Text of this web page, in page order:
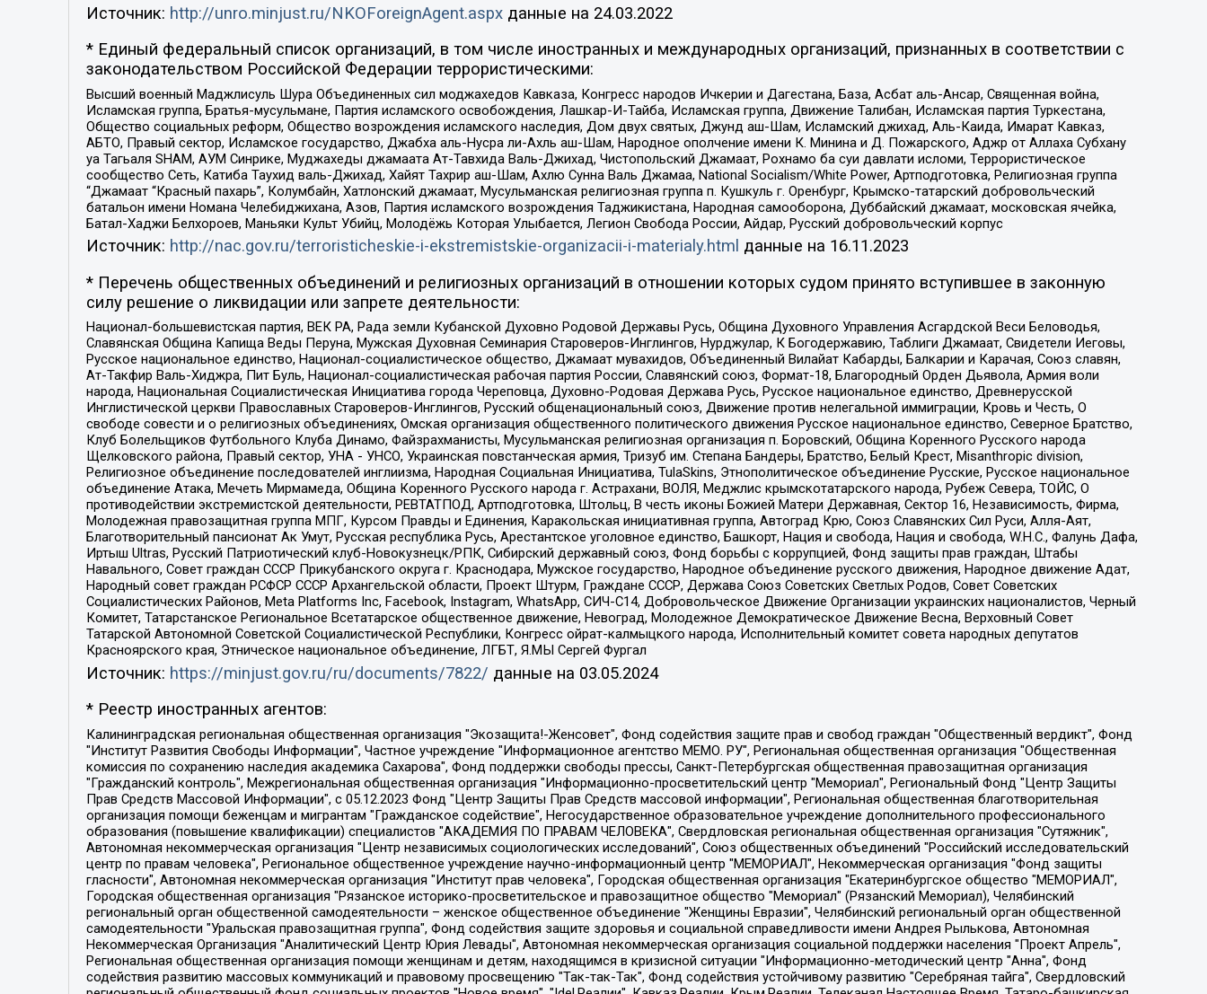
Источник: http://unro.minjust.ru/NKOForeignAgent.aspxданные на 24.03.2022
* Единый федеральный список организаций, в том числе иностранных и международных организаций, признанных в соответствии с
законодательством Российской Федерации террористическими:
Высший военный Маджлисуль Шура Объединенных сил моджахедов Кавказа, Конгресс народов Ичкерии и Дагестана, База, Асбат аль-Ансар, Священная война,
Исламская группа, Братья-мусульмане, Партия исламского освобождения, Лашкар-И-Тайба, Исламская группа, Движение Талибан, Исламская партия Туркестана,
Общество социальных реформ, Общество возрождения исламского наследия, Дом двух святых, Джунд аш-Шам, Исламский джихад, Аль-Каида, Имарат Кавказ,
АБТО, Правый сектор, Исламское государство, Джабха аль-Нусра ли-Ахль аш-Шам, Народное ополчение имени К. Минина и Д. Пожарского, Аджр от Аллаха Субхану
уа Тагьаля SHAM, АУМ Синрике, Муджахеды джамаата Ат-Тавхида Валь-Джихад, Чистопольский Джамаат, Рохнамо ба суи давлати исломи, Террористическое
сообщество Сеть, Катиба Таухид валь-Джихад, Хайят Тахрир аш-Шам, Ахлю Сунна Валь Джамаа, National Socialism/White Power, Артподготовка, Религиозная группа
“Джамаат “Красный пахарь”, Колумбайн, Хатлонский джамаат, Мусульманская религиозная группа п. Кушкуль г. Оренбург, Крымско-татарский добровольческий
батальон имени Номана Челебиджихана, Азов, Партия исламского возрождения Таджикистана, Народная самооборона, Дуббайский джамаат, московская ячейка,
Батал-Хаджи Белхороев, Маньяки Культ Убийц, Молодёжь Которая Улыбается, Легион Свобода России, Айдар, Русский добровольческий корпус
Источник: http://nac.gov.ru/terroristicheskie-i-ekstremistskie-organizacii-i-materialy.html данные на 16.11.2023
* Перечень общественных объединений и религиозных организаций в отношении которых судом принято вступившее в законную
силу решение о ликвидации или запрете деятельности:
Национал-большевистская партия, ВЕК РА, Рада земли Кубанской Духовно Родовой Державы Русь, Община Духовного Управления Асгардской Веси Беловодья,
Славянская Община Капища Веды Перуна, Мужская Духовная Семинария Староверов-Инглингов, Нурджулар, К Богодержавию, Таблиги Джамаат, Свидетели Иеговы,
Русское национальное единство, Национал-социалистическое общество, Джамаат мувахидов, Объединенный Вилайат Кабарды, Балкарии и Карачая, Союз славян,
Ат-Такфир Валь-Хиджра, Пит Буль, Национал-социалистическая рабочая партия России, Славянский союз, Формат-18, Благородный Орден Дьявола, Армия воли
народа, Национальная Социалистическая Инициатива города Череповца, Духовно-Родовая Держава Русь, Русское национальное единство, Древнерусской
Инглистической церкви Православных Староверов-Инглингов, Русский общенациональный союз, Движение против нелегальной иммиграции, Кровь и Честь, О
свободе совести и о религиозных объединениях, Омская организация общественного политического движения Русское национальное единство, Северное Братство,
Клуб Болельщиков Футбольного Клуба Динамо, Файзрахманисты, Мусульманская религиозная организация п. Боровский, Община Коренного Русского народа
Щелковского района, Правый сектор, УНА - УНСО, Украинская повстанческая армия, Тризуб им. Степана Бандеры, Братство, Белый Крест, Misanthropic division,
Религиозное объединение последователей инглиизма, Народная Социальная Инициатива, TulaSkins, Этнополитическое объединение Русские, Русское национальное
объединение Атака, Мечеть Мирмамеда, Община Коренного Русского народа г. Астрахани, ВОЛЯ, Меджлис крымскотатарского народа, Рубеж Севера, ТОЙС, О
противодействии экстремистской деятельности, РЕВТАТПОД, Артподготовка, Штольц, В честь иконы Божией Матери Державная, Сектор 16, Независимость, Фирма,
Молодежная правозащитная группа МПГ, Курсом Правды и Единения, Каракольская инициативная группа, Автоград Крю, Союз Славянских Сил Руси, Алля-Аят,
Благотворительный пансионат Ак Умут, Русская республика Русь, Арестантское уголовное единство, Башкорт, Нация и свобода, Нация и свобода, W.H.С., Фалунь Дафа,
Иртыш Ultras, Русский Патриотический клуб-Новокузнецк/РПК, Сибирский державный союз, Фонд борьбы с коррупцией, Фонд защиты прав граждан, Штабы
Навального, Совет граждан СССР Прикубанского округа г. Краснодара, Мужское государство, Народное объединение русского движения, Народное движение Адат,
Народный совет граждан РСФСР СССР Архангельской области, Проект Штурм, Граждане СССР, Держава Союз Советских Светлых Родов, Совет Советских
Социалистических Районов, Meta Platforms Inc, Facebook, Instagram, WhatsApp, СИЧ-С14, Добровольческое Движение Организации украинских националистов, Черный
Комитет, Татарстанское Региональное Всетатарское общественное движение, Невоград, Молодежное Демократическое Движение Весна, Верховный Совет
Татарской Автономной Советской Социалистической Республики, Конгресс ойрат-калмыцкого народа, Исполнительный комитет совета народных депутатов
Красноярского края, Этническое национальное объединение, ЛГБТ, Я.МЫ Сергей Фургал
Источник: https://minjust.gov.ru/ru/documents/7822/ данные на 03.05.2024
* Реестр иностранных агентов:
Калининградская региональная общественная организация "Экозащита!-Женсовет", Фонд содействия защите прав и свобод граждан "Общественный вердикт", Фонд "Институт Развития Свободы Информации", Частное учреждение "Информационное агентство МЕМО. РУ", Региональная общественная организация "Общественная комиссия по сохранению наследия академика Сахарова", Фонд поддержки свободы прессы, Санкт-Петербургская общественная правозащитная организация "Гражданский контроль", Межрегиональная общественная организация "Информационно-просветительский центр "Мемориал", Региональный Фонд "Центр Защиты Прав Средств Массовой Информации", с 05.12.2023 Фонд "Центр Защиты Прав Средств массовой информации", Региональная общественная благотворительная организация помощи беженцам и мигрантам "Гражданское содействие", Негосударственное образовательное учреждение дополнительного профессионального образования (повышение квалификации) специалистов "АКАДЕМИЯ ПО ПРАВАМ ЧЕЛОВЕКА", Свердловская региональная общественная организация "Сутяжник", Автономная некоммерческая организация "Центр независимых социологических исследований", Союз общественных объединений "Российский исследовательский центр по правам человека", Региональное общественное учреждение научно-информационный центр "МЕМОРИАЛ", Некоммерческая организация "Фонд защиты гласности", Автономная некоммерческая организация "Институт прав человека", Городская общественная организация "Екатеринбургское общество "МЕМОРИАЛ", Городская общественная организация "Рязанское историко-просветительское и правозащитное общество "Мемориал" (Рязанский Мемориал), Челябинский региональный орган общественной самодеятельности – женское общественное объединение "Женщины Евразии", Челябинский региональный орган общественной самодеятельности "Уральская правозащитная группа", Фонд содействия защите здоровья и социальной справедливости имени Андрея Рылькова, Автономная Некоммерческая Организация "Аналитический Центр Юрия Левады", Автономная некоммерческая организация социальной поддержки населения "Проект Апрель", Региональная общественная организация помощи женщинам и детям, находящимся в кризисной ситуации "Информационно-методический центр "Анна", Фонд содействия развитию массовых коммуникаций и правовому просвещению "Так-так-Так", Фонд содействия устойчивому развитию "Серебряная тайга", Свердловский региональный общественный фонд социальных проектов "Новое время", "Idel.Реалии", Кавказ.Реалии, Крым.Реалии, Телеканал Настоящее Время, Татаро-башкирская служба Радио Свобода (Azatliq Radiosi), Радио Свободная Европа/Радио Свобода (PCE/PC), "Сибирь.Реалии", "Фактограф", Благотворительный фонд помощи осужденным и их семьям, Автономная некоммерческая организация "Институт глобализации и социальных движений", Фонд "В защиту прав заключенных", Частное учреждение "Центр поддержки и содействия развитию средств массовой информации", Пензенский региональный общественный благотворительный фонд "Гражданский союз", "Север.Реалии", Некоммерческая организация Фонд "Правовая инициатива", Общество с ограниченной ответственностью "Радио Свободная Европа/Радио Свобода", Чешское информационное агентство "MEDIUM-ORIENT", Красноярская региональная общественная организация "Мы против СПИДа", Камалягин Денис Николаевич, Маркелов Сергей Евгеньевич, Пономарев Лев Александрович, Савицкая Людмила Алексеевна, Автономная некоммерческая организация "Центр по работе с проблемой насилия "НАСИЛИЮ.НЕТ", Межрегиональный профессиональный союз работников здравоохранения "Альянс врачей", Юридическое лицо, зарегистрированное в Латвийской Республике, SIA "Medusa Project" (регистрационный номер 40103797863, дата регистрации 10.06.2014), Некоммерческая организация "Фонд по борьбе с коррупцией", Автономная некоммерческая организация "Институт права и публичной политики", Баданин Роман Сергеевич, Гликин Максим Александрович, Железнова Мария Михайловна, Лукьянова Юлия Сергеевна, Маетная Елизавета Витальевна, Маняхин Петр Борисович, Чуракова Ольга Владимировна, Ярош Юлия Петровна, Юридическое лицо "The Insider SIA", зарегистрированное в Риге, Латвийская Республика (дата регистрации 26.06.2015), являющееся администратором доменного имени интернет-издания "The Insider SIA", https://theins.ru, Постернак Алексей Евгеньевич, Рубин Михаил Аркадьевич, Анин Роман Александрович, Юридическое лицо Istories fonds, зарегистрированное в Латвийской Республике (регистрационный номер 50008295751, дата регистрации 24.02.2020), Великовский Дмитрий Александрович, Долинина Ирина Николаевна, Мароховская Алеся Алексеевна, Шлейнов Роман Юрьевич, Шмагун Олеся Валентиновна, Общество с ограниченной ответственностью "Альтаир 2021", Общество с ограниченной ответственностью "Вега 2021", Общество с ограниченной ответственностью "Главный редактор 2021", Общество с ограниченной ответственностью "Ромашки монолит", Важенков Артем Валерьевич, Ивановская областная общественная организация "Центр гендерных исследований", Гурман Юрий Альбертович, Медиапроект "ОВД-Инфо", Егоров Владимир Владимирович, Жилинский Владимир Александрович, Общество с ограниченной ответственностью "ЗП", Иванова София Юрьевна, Карезина Инна Павловна, Кильтау Екатерина Викторовна, Петров Алексей Викторович, Пискунов Сергей Евгеньевич, Смирнов Сергей Сергеевич, Тихонов Михаил Сергеевич, Общество с ограниченной ответственностью "ЖУРНАЛИСТ-ИНОСТРАННЫЙ АГЕНТ", Арапова Галина Юрьевна, Вольтская Татьяна Анатольевна, Американская компания "Mason G.E.S. Anonymous Foundation" (США), являющаяся владельцем интернет-издания https://mnews.world/, Компания "Stichting Bellingcat", зарегистрированная в Нидерландах (дата регистрации 11.07.2018), Захаров Андрей Вячеславович, Клепиковская Екатерина Дмитриевна, Общество с ограниченной ответственностью "МЕМО", Перл Роман Александрович, Симонов Евгений Алексеевич, Соловьева Елена Анатольевна, Сотников Даниил Владимирович, Сурначева Елизавета Дмитриевна, Автономная некоммерческая организация по защите прав человека и информированию населения "Якутия – Наше Мнение", Общество с ограниченной ответственностью "Москоу диджитал медиа", с 26.01.2023 Общество с ограниченной ответственностью "Чайка Белые сады", Ветошкина Валерия Валерьевна, Заговора Максим Александрович, Межрегиональное общественное движение "Российская ЛГБТ - сеть", Оленичев Максим Владимирович, Павлов Иван Юрьевич, Скворцова Елена Сергеевна, Общество с ограниченной ответственностью "Как бы инагент", Кочетков Игорь Викторович, Общество с ограниченной ответственностью "Честные выборы", Еланчик Олег Александрович, Общество с ограниченной ответственностью "Нобелевский призыв", Гималова Регина Эмилевна, Григорьев Андрей Валерьевич, Григорьева Алина Александровна, Ассоциация по содействию защите прав призывников, альтернативнослужащих и военнослужащих "Правозащитная группа "Гражданин.Армия.Право", Хисамова Регина Фаритовна, Автономная некоммерческая организация по реализации социально-правовых программ "Лилит", Дальневосточное общественное движение "Маяк", Санкт-Петербургская ЛГБТ-инициативная группа "Выход", Инициативная группа ЛГБТ+ "Реверс", Алексеев Андрей Викторович, Бекбулатова Таисия Львовна, Беляев Иван Михайлович, Владыкина Елена Сергеевна, Гельман Марат Александрович, Никульшина Вероника Юрьевна, Толоконникова Надежда Андреевна, Шендерович Виктор Анатольевич, Общество с ограниченной ответственностью "Данное сообщение", Общество с ограниченной ответственностью Издательский дом "Новая глава", Айнбиндер Александра Александровна, Московский комьюнити-центр для ЛГБТ+инициатив, Благотворительный фонд развития филантропии, Deutsche Welle (Германия, Kurt-Schumacher-Strasse 3, 53113 Bonn), Борзунова Мария Михайловна, Воробьев Виктор Викторович, Голубева Анна Львовна, Константинова Алла Михайловна, Малкова Ирина Владимировна, Мурадов Мурад Абдулгалимович, Осетинская Елизавета Николаевна, Понасенков Евгений Николаевич, Ганапольский Матвей Юрьевич, Киселев Евгений Алексеевич, Борухович Ирина Григорьевна, Дремин Иван Тимофеевич, Дубровский Дмитрий Викторович, Красноярская региональная общественная организация поддержки и развития альтернативных образовательных технологий и межкультурных коммуникаций "ИНТЕРРА", Маяковская Екатерина Алексеевна, Фейгин Марк Захарович, Филимонов Андрей Викторович, Дзугкоева Регина Николаевна, Доброхотов Роман Александрович, Дудь Юрий Александрович, Елкин Сергей Владимирович, Кругликов Кирилл Игоревич, Сабунаева Мария Леонидовна, Семенов Алексей Владимирович, Шаинян Карен Багратович, Шульман Екатерина Михайловна, Асафьев Артур Валерьевич, Вахштайн Виктор Семенович, Венедиктов Алексей Алексеевич, Лушникова Екатерина Евгеньевна, Волков Леонид Михайлович, Невзоров Александр Глебович, Пархоменко Сергей Борисович, Сироткин Ярослав Николаевич, Кара-Мурза Владимир Владимирович, Баранова Наталья Владимировна, Гозман Леонид Яковлевич, Кагарлицкий Борис Юльевич, Климарев Михаил Валерьевич, Милов Владимир Станиславович, Автономная некоммерческая организация Краснодарский центр современного искусства "Типография", Моргенштерн Алишер Тагирович, Соболь Любовь Эдуардовна, Общество с ограниченной ответственностью "ЛИЗА НОРМ", Каспаров Гарри Кимович, Ходорковский Михаил Борисович, Общество с ограниченной ответственностью "Апрельские тезисы", Данилович Ирина Брониславовна, Кашин Олег Владимирович, Петров Николай Владимирович, Пивоваров Алексей Владимирович, Соколов Михаил Владимирович, Цветкова Юлия Владимировна, Чичваркин Евгений Александрович, Комитет против пыток/Команда против пыток, Общество с ограниченной ответственностью "Первый научный", Общество с ограниченной ответственностью "Вертолет и ко", Белоцерковская Вероника Борисовна, Кац Максим Евгеньевич, Лазарева Татьяна Юрьевна, Шаведдинов Руслан Табризович, Яшин Илья Валерьевич, Общество с ограниченной ответственностью "Иноагент ААВ", Алешковский Дмитрий Петрович, Альбац Евгения Марковна, Быков Дмитрий Львович, Галямина Юлия Евгеньевна, Лойко Сергей Леонидович, Мартынов Кирилл Константинович, Медведев Сергей Александрович, Крашенинников Федор Геннадиевич, Гордеева Катерина Вл